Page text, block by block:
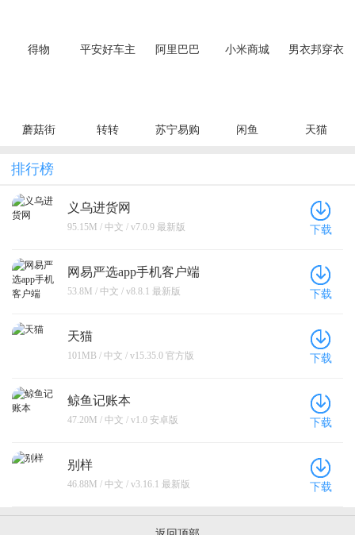
得物 平安好车主 阿里巴巴 小米商城
男衣邦穿衣
蘑菇街 转转 苏宁易购 闲鱼 天猫
排行榜
义乌进货网
95.15M / 中文 / v7.0.9 最新版 下载
网易严选app手机客户端
53.8M / 中文 / v8.8.1 最新版 下载
天猫
101MB / 中文 / v15.35.0 官方版 下载
鲸鱼记账本
47.20M / 中文 / v1.0 安卓版 下载
别样
46.88M / 中文 / v3.16.1 最新版 下载